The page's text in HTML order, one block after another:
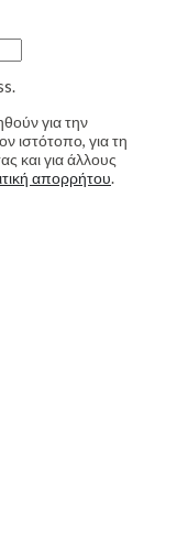
για την
ιστότοπο, για τη
και για άλλους
απορρήτου.